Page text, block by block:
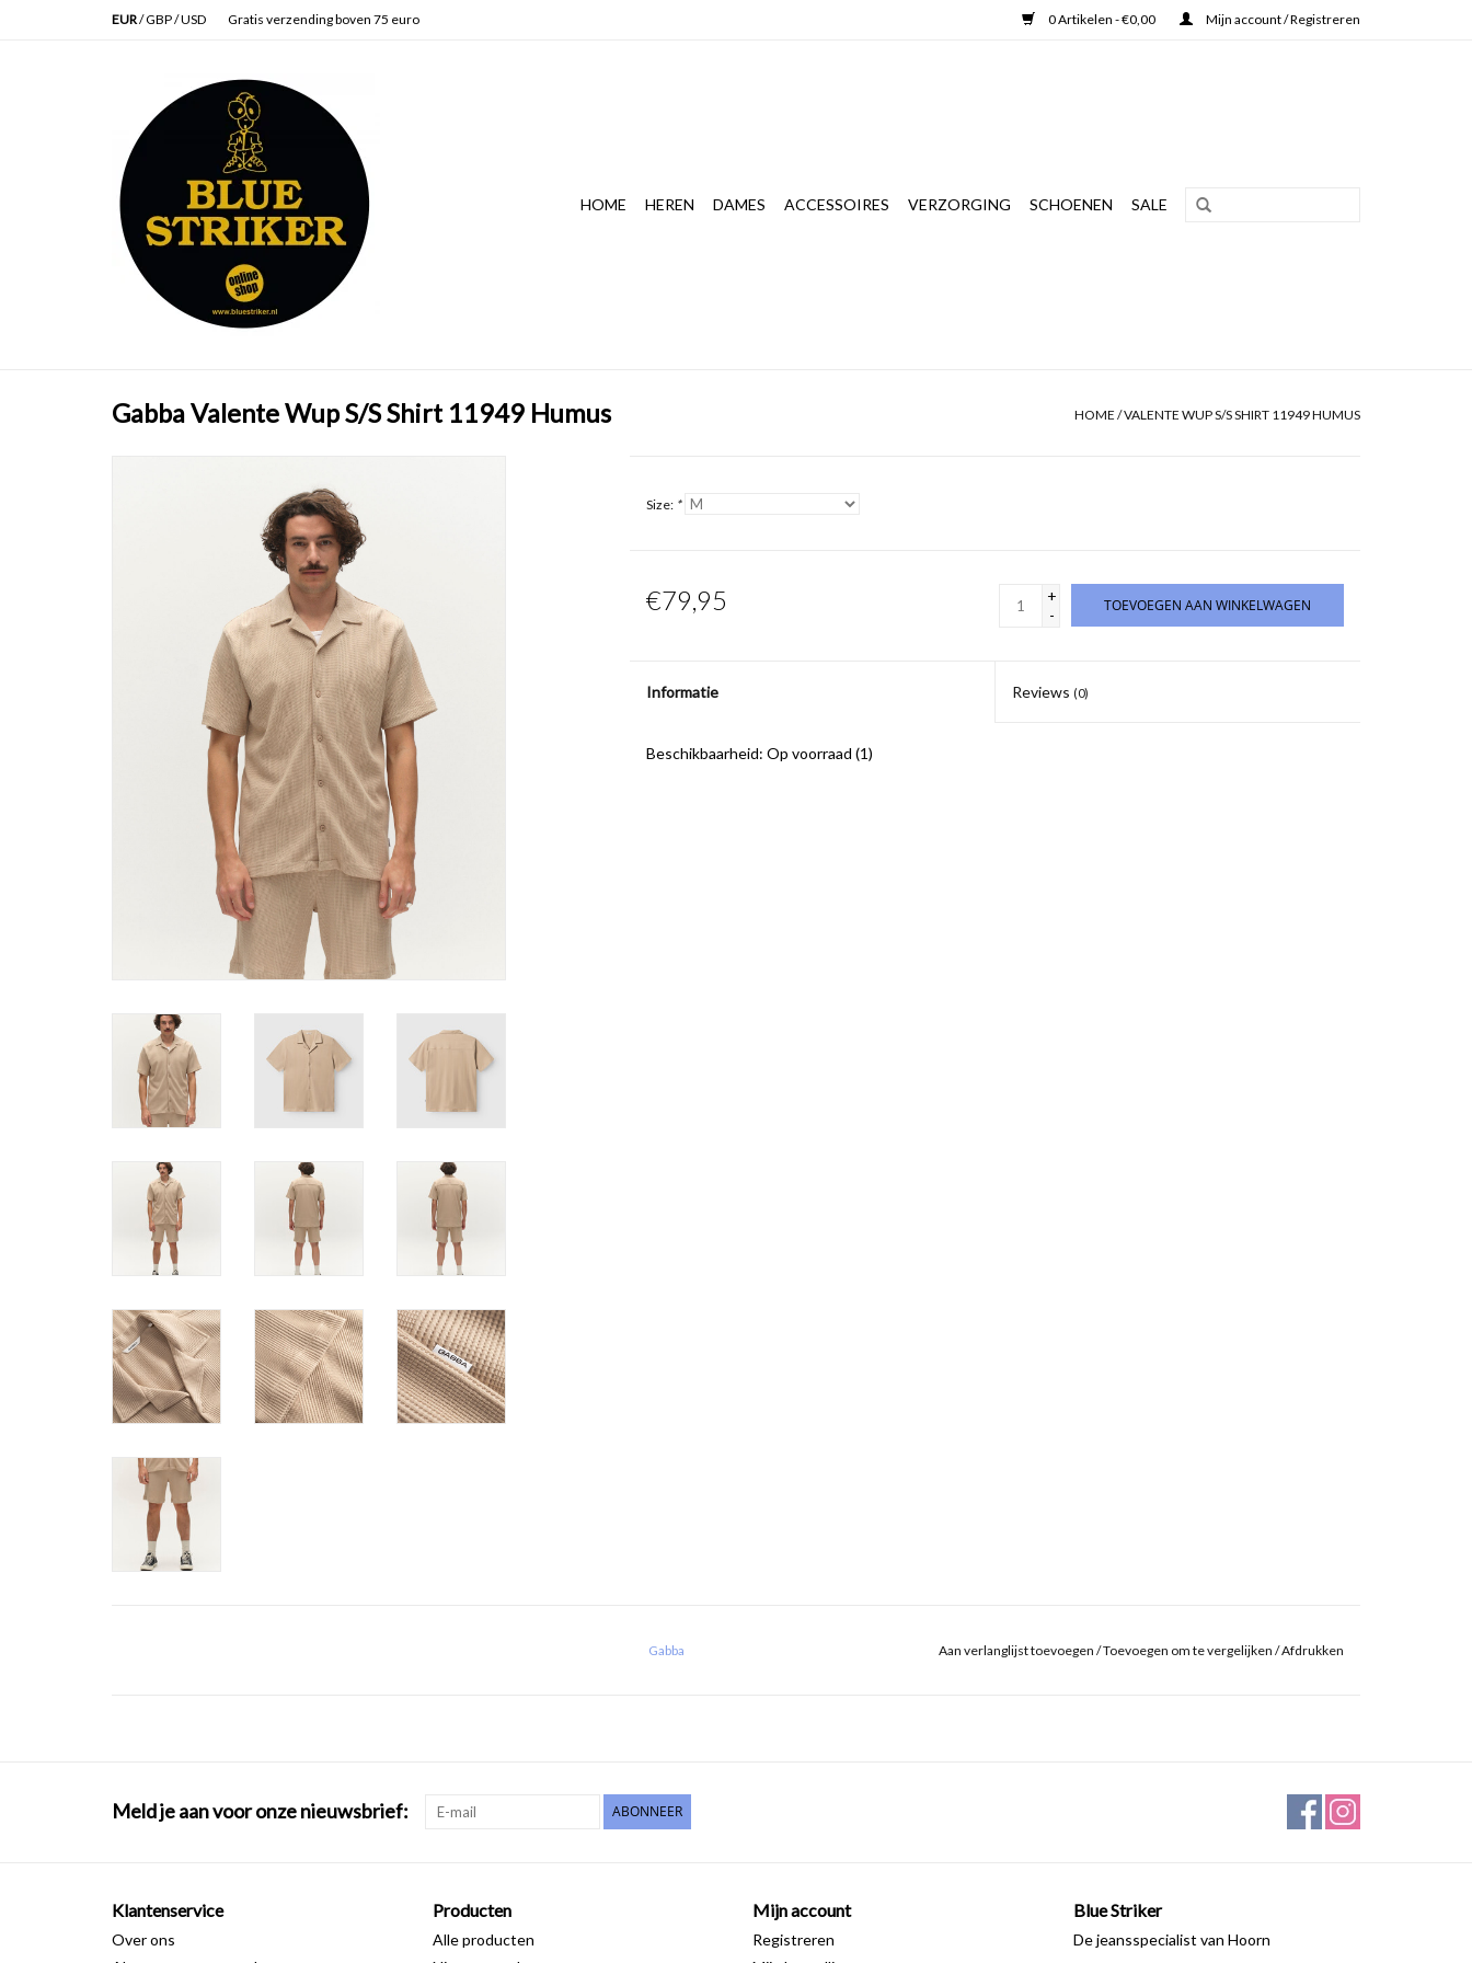
EUR/GBP/USD Gratis verzending boven 75 euro 0 Artikelen - €0,00 Mijn account / Registreren
HOME HEREN DAMES ACCESSOIRES VERZORGING SCHOENEN SALE
Gabba Valente Wup S/S Shirt 11949 Humus HOME /VALENTE WUP S/S SHIRT 11949 HUMUS
Size: *
€79,95
+
-
TOEVOEGEN AAN WINKELWAGEN
Informatie Reviews (0)
Beschikbaarheid: Op voorraad (1)
Gabba Aan verlanglijst toevoegen /Toevoegen om te vergelijken /Afdrukken
Meld je aan voor onze nieuwsbrief: ABONNEER
Klantenservice
Over ons
Producten
Alle producten
Mijn account
Registreren
Blue Striker
De jeansspecialist van Hoorn